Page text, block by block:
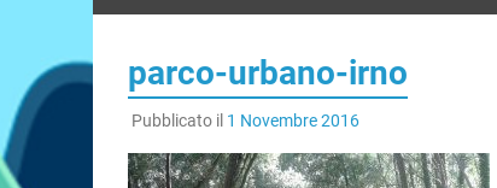
parco-urbano-irno
Pubblicato il 1 Novembre 2016